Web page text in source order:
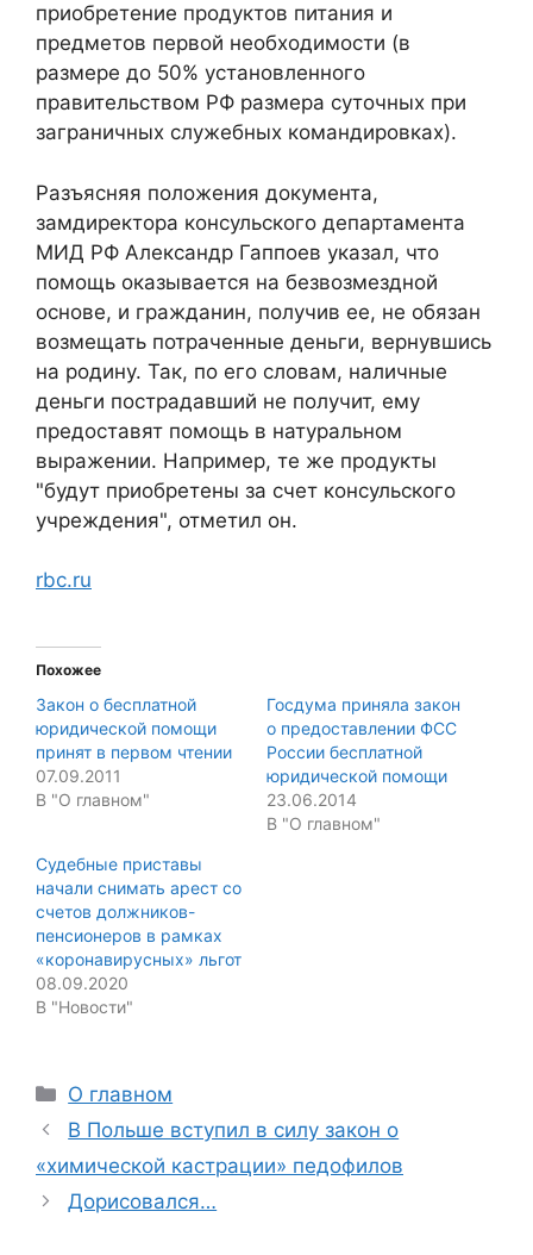
приобретение продуктов питания и
предметов первой необходимости (в
размере до 50% установленного
правительством РФ размера суточных при
заграничных служебных командировках).
Разъясняя положения документа,
замдиректора консульского департамента
МИД РФ Александр Гаппоев указал, что
помощь оказывается на безвозмездной
основе, и гражданин, получив ее, не обязан
возмещать потраченные деньги, вернувшись
на родину. Так, по его словам, наличные
деньги пострадавший не получит, ему
предоставят помощь в натуральном
выражении. Например, те же продукты
"будут приобретены за счет консульского
учреждения", отметил он.
rbc.ru
Похожее
Закон о бесплатной
юридической помощи
принят в первом чтении
07.09.2011
В "О главном"
Госдума приняла закон
о предоставлении ФСС
России бесплатной
юридической помощи
23.06.2014
В "О главном"
Судебные приставы
начали снимать арест со
счетов должников-
пенсионеров в рамках
«коронавирусных» льгот
08.09.2020
В "Новости"
Categories
О главном
В Польше вступил в силу закон о
«химической кастрации» педофилов
Дорисовался…